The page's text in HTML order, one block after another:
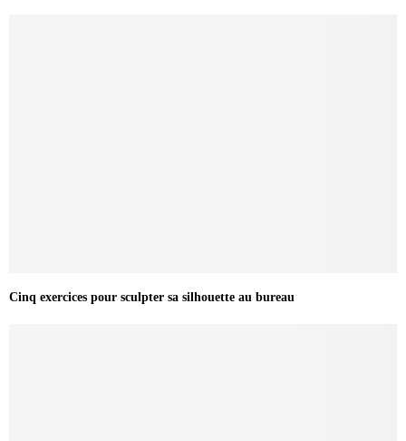
Cinq exercices pour sculpter sa silhouette au bureau